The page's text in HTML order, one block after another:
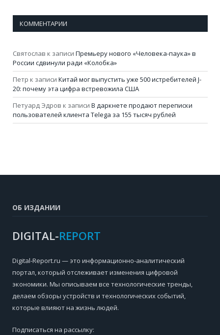
КОММЕНТАРИИ
Святослав к записи Премьеру нового «Человека-паука» в
России сдвинули ради «Колобка»
Петр к записи Китай мог выпустить уже 500 истребителей J-
20: почему эта цифра встревожила США
Петуард Эдров к записи В даркнете продают переписки
пользователей клиента Telega за 155 тысяч рублей
ОБ ИЗДАНИИ
DIGITAL-REPORT
Digital-Report.ru — это информационно-аналитический
портал, который отслеживает изменения цифровой
экономики. Мы описываем все технологические тренды,
делаем обзоры устройств и технологических событий,
которые влияют на жизнь людей.
Подписаться на рассылку: